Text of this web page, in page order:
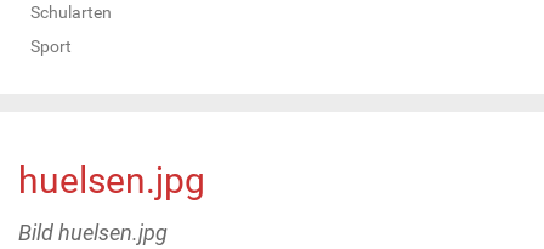
Schularten
Sport
huelsen.jpg
Bild huelsen.jpg